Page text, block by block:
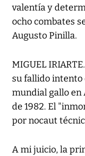
valentía y
ocho combates
Augusto Pinilla.
MIGUEL
su fallido intento
mundial gallo en
de 1982. El
por nocaut
A mi juicio, la